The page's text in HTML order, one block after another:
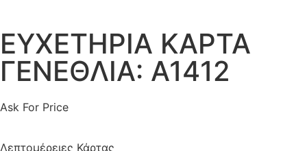
ΕΥΧΕΤΗΡΙΑ ΚΑΡΤΑ
ΓΕΝΕΘΛΙΑ: Α1412
Ask For Price
Λεπτομέρειες Κάρτας